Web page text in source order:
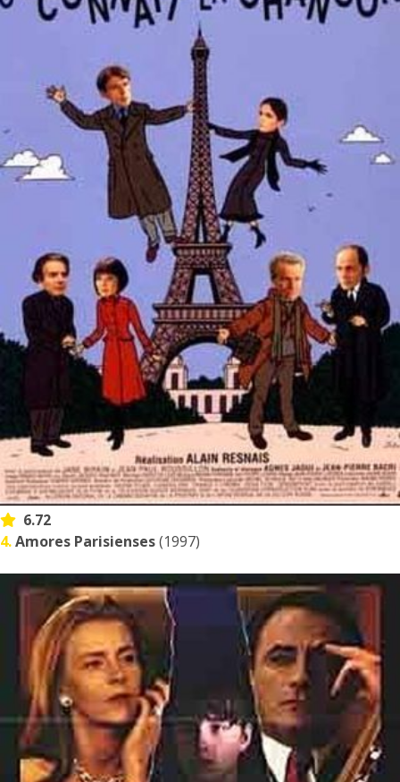
6.72
4.Amores Parisienses(1997)